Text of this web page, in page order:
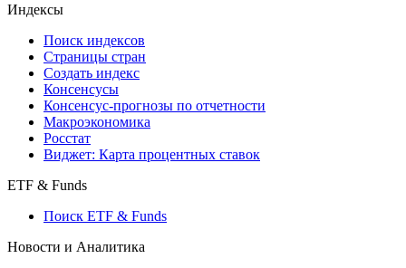
Индексы
Поиск индексов
Страницы стран
Создать индекс
Консенсусы
Консенсус-прогнозы по отчетности
Макроэкономика
Росстат
Виджет: Карта процентных ставок
ETF & Funds
Поиск ETF & Funds
Новости и Аналитика